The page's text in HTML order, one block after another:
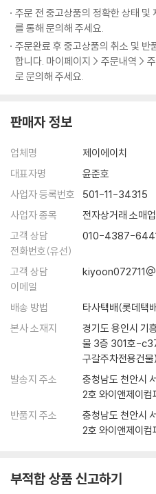
_습관7. 정신상태를 정리정돈으로
Beyond Story 흔들리지 않는 인생
09 오늘 하루는 내 인생을 만드는 재
_크로노스인가, 카이로스인가
_결정적 순간, 나에게 힘을 주는 루틴
_루틴2. 효율을 올리는 분석 : 타임시트
_루틴3. 진짜로 집중한 시간 : 스톱워치
Beyond Story “아니, 무슨 그림 한
PART 4
마음을 붙잡는 순간, 공부는 재미있어
10 ‘안 되는 이유’ 늘어놓지 말고, ‘되
_공부는 조건이 아니라 마음으로 하
_불평불만을 멈추게 하는 3가지 마음
_내 인생 최고의 공부하기 좋은 날은
Beyond Story 칭기즈칸의 편지
11 배우려는 마음이 없으면, 아무리
_‘어떻게 배우느냐’가 ‘어떻게 가르
_떨어진 내 성적 두고 선생님 탓하지
_모든 선생님에게는 반드시 배울 점이
Beyond Story “도대체 언제까지 날
푹 빠져서 헤어나올 수 없을 만큼.
---「잘하기 전까지는 좀처럼 재미가
제가 공부하면서 경험해본 가장 빛
때가 아니었습니다. 가장 빛나는 순
돌아가던 순간이었습니다. 흥분을 가
쳐봐야 100번이 좀 못 됐을 겁니다.
니다. 그날들이 제가 살면서 경험해
---「참 좋은 순간을 누려라」중에서
스톱워치로 공부시간을 재보면 처음
만큼은 그래도 다 공부하고 있겠지’,
데’라고 막연하게 생각하다가 막상
이 적기 때문입니다. 이렇게 저렇게
니다. 그러다 보면 어느새 스톱워치
니까요.
---「루틴3. 진짜로 집중한 시간 : 스
성적이 올랐으면 오른 대로, 떨어졌
니다. 선생님 탓하면서 숨어버리지
지, 무엇을 고쳐야 할지 골똘히 고민
수업을 듣느냐’가 아니라 ‘어떻게 수
하게 받아들일 줄 아는 ‘열린 귀’, 귀
‘이번 중간고사를 망쳐 마음이 싱숭
‘도통 공부를 왜 해야 하는지 모르겠
요.’
생각해보면 우리가 공부에 ‘올인’하지
‘마음가짐’을 단련시키는 책은 찾아
수 있다고 말한다. 사방이 논밭으로
학원 한 번 다녀본 적이 없지만 ‘마음
경영학과, 동신대 한의예과에 합격한
한 방법론’이 없다. 그저 마음을 다
오를 뿌리박는 다짐, 꿈과 목표를 좇
‘어떻게’가 아닌 ‘왜’ 공부하는지를
나의 공부는 ‘재미’와 ‘기쁨’으로 가득
10대에게 공부란 어떤 의미일까? 상
생들이 공부란 ‘귀찮고 재미없는,
않은 일’로 생각할 것이다. 그렇다면
책의 저자는 10대들이 ‘목적’과 ‘의미
경쟁’만을 위해 공부하기 때문이라 단
친해지는 일이야말로 우리가 공부를
자신 역시 ‘내가 왜 공부하는지’를
상하는 기적을 경험했다고 전한다.
주문 전 중고상품의 정확한 상태
를 통해 문의해 주세요.
주문완료 후 중고상품의 취소 및 반
합니다. 마이페이지 > 주문내역 >
로 문의해 주세요.
판매자 정보
업체명
제이에이치
대표자명
윤준호
사업자 등록번호
501-11-34315
사업자 종목
전자상거래 소매업
고객 상담
전화번호(유선)
010-4387-
고객 상담
이메일
배송 방법
타사택배(롯데택
본사 소재지
경기도 용인시 기
물 3층 301호-
구갈주차전용건물)
발송지 주소
충청남도 천안시
2호 와이앤제이컴
반품지 주소
충청남도 천안시
2호 와이앤제이컴
부적합 상품 신고하기